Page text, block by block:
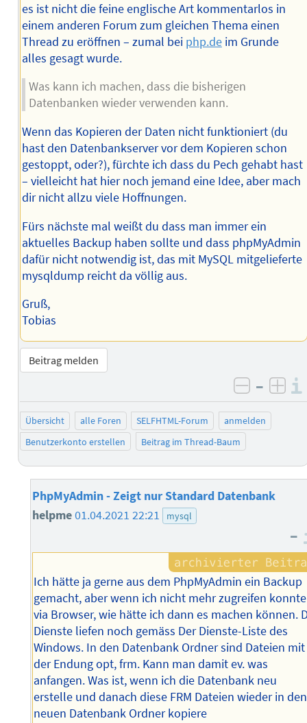
es ist nicht die feine englische Art kommentarlos in
einem anderen Forum zum gleichen Thema einen
Thread zu eröffnen – zumal bei php.deim Grunde
alles gesagt wurde.
Was kann ich machen, dass die bisherigen
Datenbanken wieder verwenden kann.
Wenn das Kopieren der Daten nicht funktioniert (du
hast den Datenbankserver vor dem Kopieren schon
gestoppt, oder?), fürchte ich dass du Pech gehabt hast
– vielleicht hat hier noch jemand eine Idee, aber mach
dir nicht allzu viele Hoffnungen.
Fürs nächste mal weißt du dass man immer ein
aktuelles Backup haben sollte und dass phpMyAdmin
dafür nicht notwendig ist, das mit MySQL mitgelieferte
mysqldump reicht da völlig aus.
Gruß,
Tobias
Beitrag melden
negativ
–
Übersicht alle Foren SELFHTML-Forum
anmelden
Benutzerkonto erstellen
Beitrag im Thread-Baum
PhpMyAdmin - Zeigt nur Standard Datenbank
helpme01.04.2021 22:21 mysql
–
Ich hätte ja gerne aus dem PhpMyAdmin ein Backup
gemacht, aber wenn ich nicht mehr zugreifen konnte
via Browser, wie hätte ich dann es machen können.
Dienste liefen noch gemäss Der Dienste-Liste des
Windows. In den Datenbank Ordner sind Dateien mit
der Endung opt, frm. Kann man damit ev. was
anfangen. Was ist, wenn ich die Datenbank neu
erstelle und danach diese FRM Dateien wieder in den
neuen Datenbank Ordner kopiere